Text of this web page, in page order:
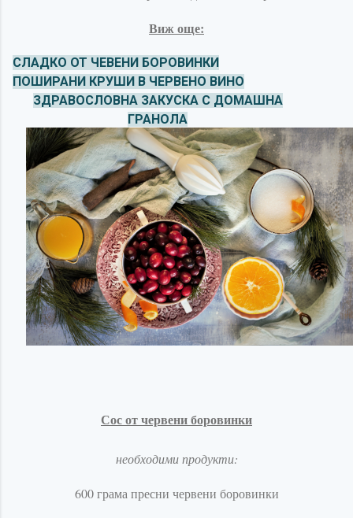
Виж още:
СЛАДКО ОТ ЧЕВЕНИ БОРОВИНКИ
ПОШИРАНИ КРУШИ В ЧЕРВЕНО ВИНО
ЗДРАВОСЛОВНА ЗАКУСКА С ДОМАШНА
ГРАНОЛА
Сос от червени боровинки
необходими продукти:
600 грама пресни червени боровинки